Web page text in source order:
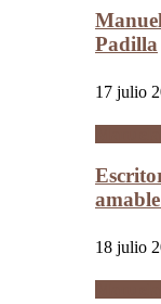
Padilla
17 julio
18 julio